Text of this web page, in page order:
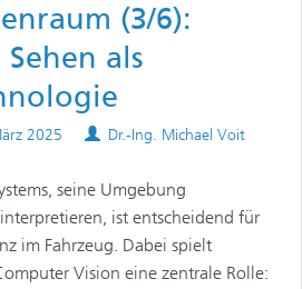
(3/6):
als
2025 Authors
Dr.-Ing. Michael Voit
seine Umgebung
ist entscheidend für
im Fahrzeug. Dabei spielt
Vision eine zentrale Rolle: